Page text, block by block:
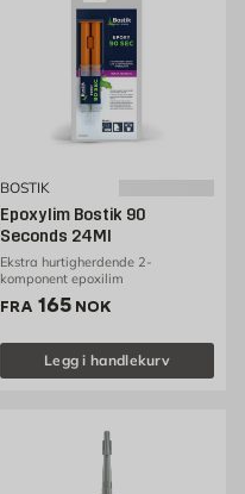
BOSTIK
Epoxylim Bostik 90
Seconds 24Ml
Ekstra hurtigherdende 2-
komponent epoxilim
FRA Pris 165 NOK /stk
165 NOK
Legg i handlekurv